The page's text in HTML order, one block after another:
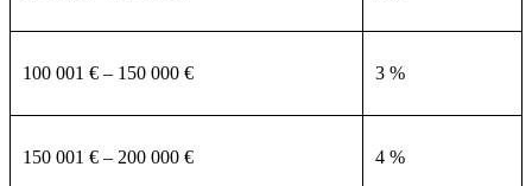
100 001 € – 150 000 € 3 %
150 001 € – 200 000 € 4 %